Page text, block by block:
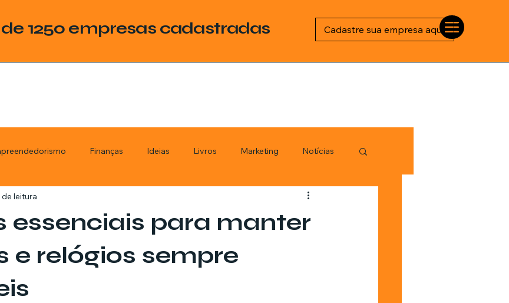
1250 empresas cadastradas Cadastre sua empresa aqui
Finanças Ideias Livros Marketing Notícias
Tecnologia
Livros Renda Extra
essenciais para manter
e relógios sempre
de leitura